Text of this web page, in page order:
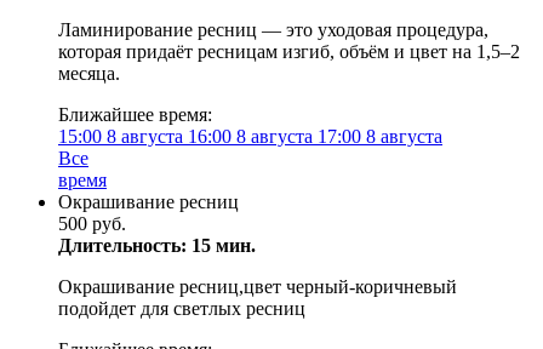
Ламинирование ресниц — это уходовая процедура,
которая придаёт ресницам изгиб, объём и цвет на 1,5–2
месяца.
Ближайшее время:
15:00 8 августа 16:00 8 августа 17:00 8 августа
Все
время
Окрашивание ресниц
500 руб.
Длительность: 15 мин.
Окрашивание ресниц,цвет черный-коричневый
подойдет для светлых ресниц